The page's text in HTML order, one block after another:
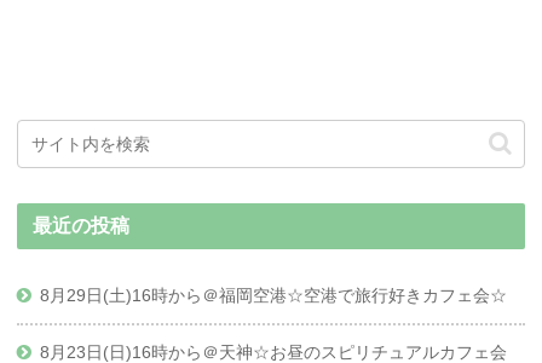
最近の投稿
8月29日(土)16時から＠福岡空港☆空港で旅行好きカフェ会☆
8月23日(日)16時から＠天神☆お昼のスピリチュアルカフェ会